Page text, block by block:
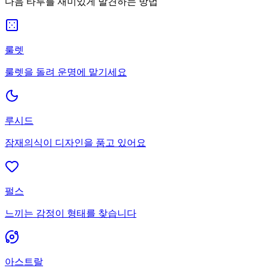
룰렛
룰렛을 돌려 운명에 맡기세요
루시드
잠재의식이 디자인을 품고 있어요
펄스
느끼는 감정이 형태를 찾습니다
아스트랄